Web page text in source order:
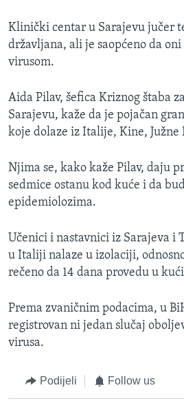
Klinički centar u Sarajevu jučer
državljana, ali je saopćeno da
virusom.
Aida Pilav, šefica Kriznog štaba
Sarajevu, kaže da je pojačan
koje dolaze iz Italije, Kine, Južne
Njima se, kako kaže Pilav, daju
sedmice ostanu kod kuće i da
epidemiolozima.
Učenici i nastavnici iz Sarajeva i
u Italiji nalaze u izolaciji,
rečeno da 14 dana provedu u
Prema zvaničnim podacima, u
registrovan ni jedan slučaj
virusa.
Podijeli Follow us